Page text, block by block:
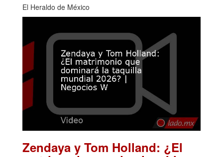
El Heraldo de México
Zendaya y Tom Holland: ¿El